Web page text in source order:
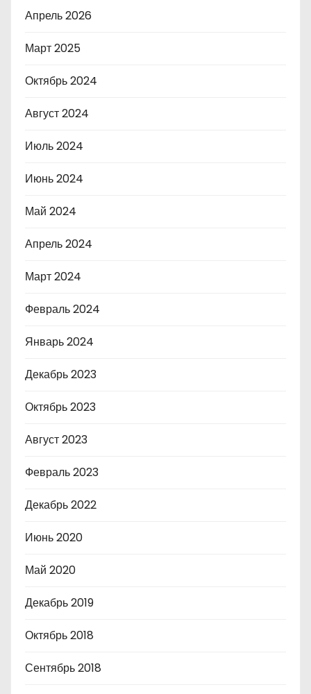
Апрель 2026
Март 2025
Октябрь 2024
Август 2024
Июль 2024
Июнь 2024
Май 2024
Апрель 2024
Март 2024
Февраль 2024
Январь 2024
Декабрь 2023
Октябрь 2023
Август 2023
Февраль 2023
Декабрь 2022
Июнь 2020
Май 2020
Декабрь 2019
Октябрь 2018
Сентябрь 2018